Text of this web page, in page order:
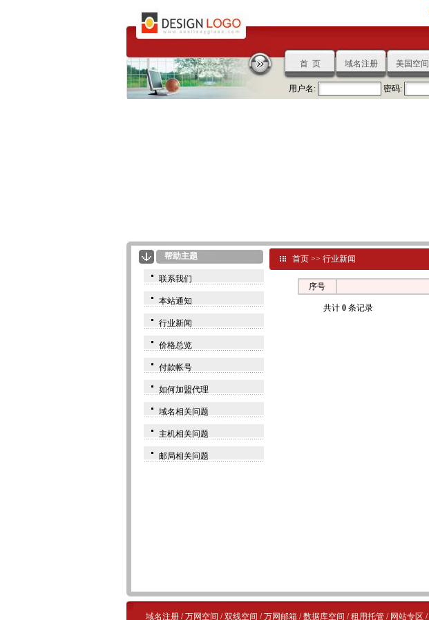
首 页 域名注册 美国空间
用户名: 密码:
帮助主题
联系我们
本站通知
行业新闻
价格总览
付款帐号
如何加盟代理
域名相关问题
主机相关问题
邮局相关问题
首页>> 行业新闻
序号
共计 0 条记录
域名注册/万网空间 /双线空间 /万网邮箱 /数据库空间 /租用托管/ 网站专区 /